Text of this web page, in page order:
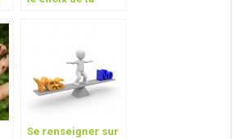
Se renseigner sur